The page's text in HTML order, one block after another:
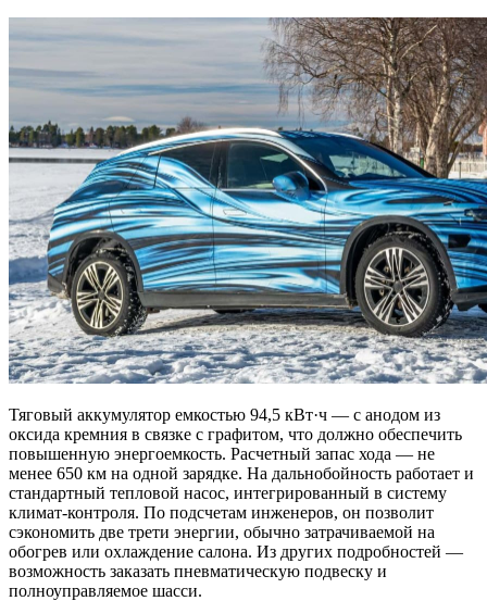
Тяговый аккумулятор емкостью 94,5 кВт·ч — с анодом из
оксида кремния в связке с графитом, что должно обеспечить
повышенную энергоемкость. Расчетный запас хода — не
менее 650 км на одной зарядке. На дальнобойность работает и
стандартный тепловой насос, интегрированный в систему
климат-контроля. По подсчетам инженеров, он позволит
сэкономить две трети энергии, обычно затрачиваемой на
обогрев или охлаждение салона. Из других подробностей —
возможность заказать пневматическую подвеску и
полноуправляемое шасси.